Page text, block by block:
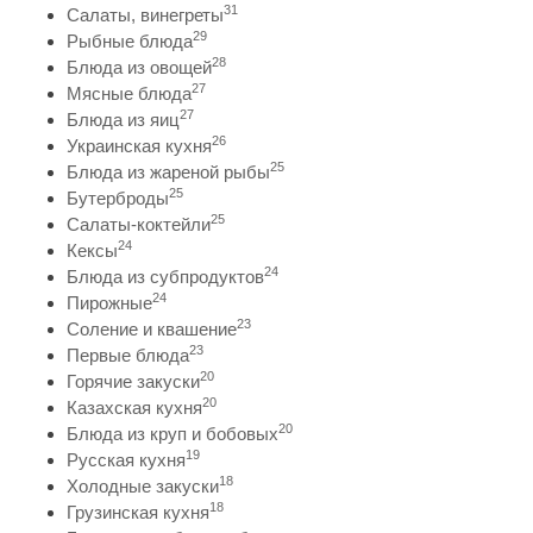
Салаты, винегреты31
Рыбные блюда29
Блюда из овощей28
Мясные блюда27
Блюда из яиц27
Украинская кухня26
Блюда из жареной рыбы25
Бутерброды25
Салаты-коктейли25
Кексы24
Блюда из субпродуктов24
Пирожные24
Соление и квашение23
Первые блюда23
Горячие закуски20
Казахская кухня20
Блюда из круп и бобовых20
Русская кухня19
Холодные закуски18
Грузинская кухня18